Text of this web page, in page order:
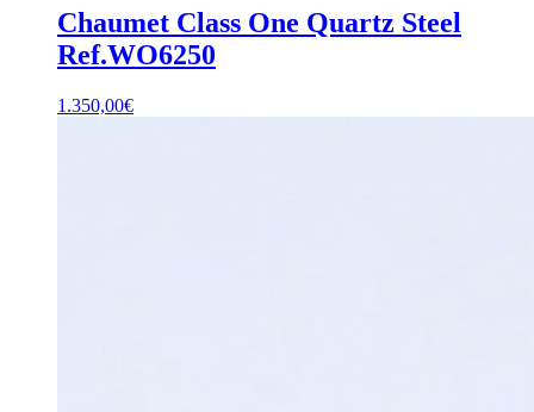
Chaumet Class One Quartz Steel
Ref.WO6250
1.350,00€